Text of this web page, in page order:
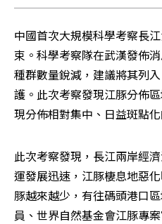
中國首次大規模科學考察長
束。科學考察隊在武漢發佈
種群數量銳減，建議將其列
護。此次考察發現江豚分佈
現分佈相對集中、日益斑點化
此次考察發現，長江兩岸經
運發展迅速，江豚棲息地惡
豚越來越少，有往碼頭港口
員、世界自然基金會江豚專